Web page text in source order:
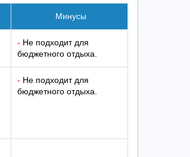
Минусы
- Не подходит для
бюджетного отдыха.
- Не подходит для
бюджетного отдыха.